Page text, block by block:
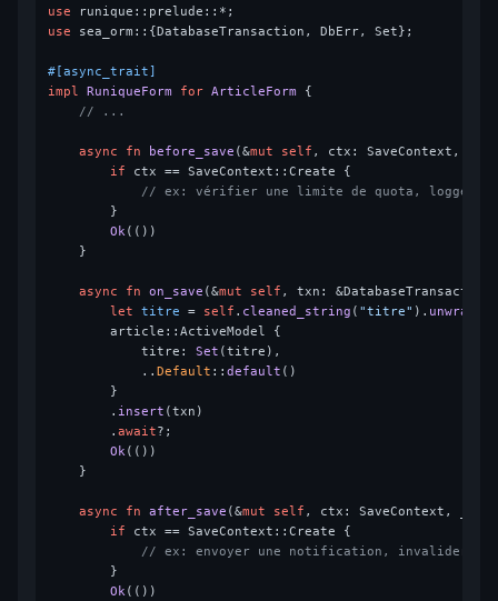
use
use sea_orm::{DatabaseTransaction, DbErr, Set};
#[async_trait]
impl
RuniqueForm for ArticleForm {
// ...
async fn before_save (&mut self , ctx: SaveContext,
if ctx == SaveContext::Create {
// ex: vérifier une limite de quota, logger
        }
Ok(())
    }
async fn on_save (&mut self , txn:
let
titre = self . cleaned_string ( "titre" ).
        article::ActiveModel {
            titre:
Set (titre),
            ..
Default ::default ()
        }
        .
insert (txn)
        .
await?;
Ok(())
    }
async fn after_save (&mut self , ctx: SaveContext,
if ctx == SaveContext::Create {
// ex: envoyer une notification, invalider un
        }
Ok(())